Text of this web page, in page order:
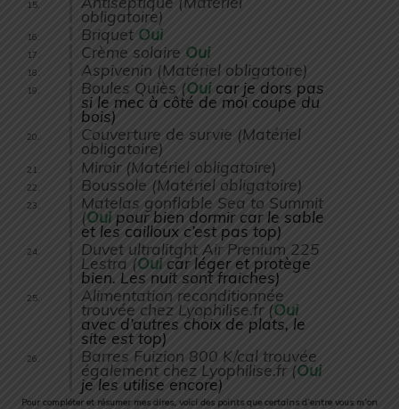
obligatoire)
Briquet Oui
Crème solaire Oui
Aspivenin (Matériel obligatoire)
Boules Quiès (Oui car je dors pas
si le mec à côté de moi coupe du
bois)
Couverture de survie (Matériel
obligatoire)
Miroir (Matériel obligatoire)
Boussole (Matériel obligatoire)
Matelas gonflable Sea to Summit
(Oui pour bien dormir car le sable
et les cailloux c’est pas top)
Duvet ultralitght Air Prenium 225
Lestra (Oui car léger et protège
bien. Les nuit sont fraiches)
Alimentation reconditionnée
trouvée chez Lyophilise.fr (Oui
avec d’autres choix de plats, le
site est top)
Barres Fuizion 800 K/cal trouvée
également chez Lyophilise.fr (Oui
je les utilise encore)
Pour compléter et résumer mes dires, voici des points que certains d’entre vous m’on